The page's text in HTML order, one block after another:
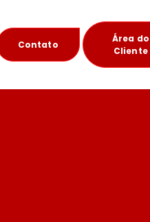
Contato
Área do
Cliente